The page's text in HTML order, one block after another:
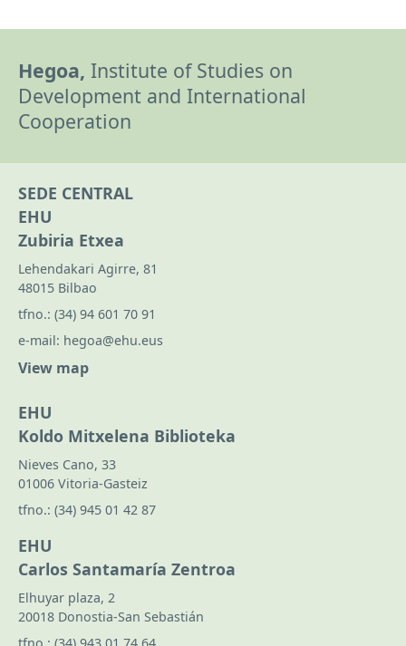
Hegoa, Institute of Studies on
Development and International
Cooperation
SEDE CENTRAL
EHU
Zubiria Etxea
Lehendakari Agirre, 81
48015 Bilbao
tfno.: (34) 94 601 70 91
e-mail: hegoa@ehu.eus
View map
EHU
Koldo Mitxelena Biblioteka
Nieves Cano, 33
01006 Vitoria-Gasteiz
tfno.: (34) 945 01 42 87
EHU
Carlos Santamaría Zentroa
Elhuyar plaza, 2
20018 Donostia-San Sebastián